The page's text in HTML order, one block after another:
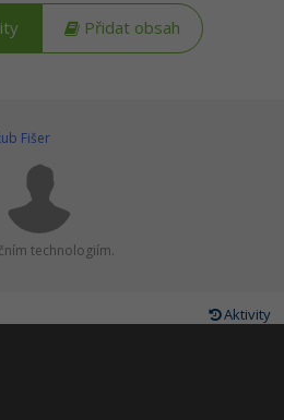
Přidat obsah
Fišer
technologiím.
Aktivity